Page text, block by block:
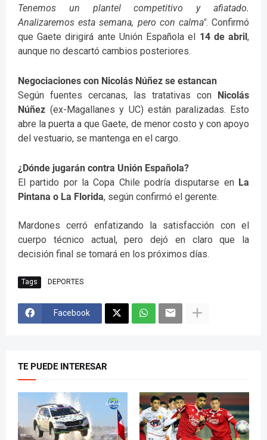
Tenemos un plantel competitivo y afiatado.
Analizaremos esta semana, pero con calma". Confirmó
que Gaete dirigirá ante Unión Española el 14 de abril,
aunque no descartó cambios posteriores.
Negociaciones con Nicolás Núñez se estancan
Según fuentes cercanas, las tratativas con Nicolás
Núñez (ex-Magallanes y UC) están paralizadas. Esto
abre la puerta a que Gaete, de menor costo y con apoyo
del vestuario, se mantenga en el cargo.
¿Dónde jugarán contra Unión Española?
El partido por la Copa Chile podría disputarse en La
Pintana o La Florida, según confirmó el gerente.
Mardones cerró enfatizando la satisfacción con el
cuerpo técnico actual, pero dejó en claro que la
decisión final se tomará en los próximos días.
Tags DEPORTES
Facebook
TE PUEDE INTERESAR